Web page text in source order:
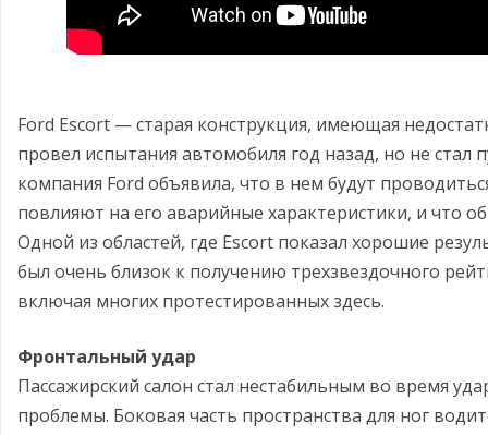
Ford Escort — старая конструкция, имеющая
провел испытания автомобиля год назад, но не стал
компания Ford объявила, что в нем будут
повлияют на его аварийные характеристики, и что
Одной из областей, где Escort показал хорошие
был очень близок к получению трехзвездочного
включая многих протестированных здесь.
Фронтальный удар
Пассажирский салон стал нестабильным во время
проблемы. Боковая часть пространства для ног